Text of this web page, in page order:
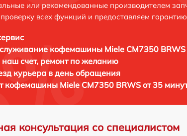
или рекомендованные производителем
всех функций и предоставляем
кофемашины Miele CM7350 BRWS
счет, ремонт по желанию
курьера в день обращения
кофемашины Miele CM7350 BRWS от 35
консультация со специалистом